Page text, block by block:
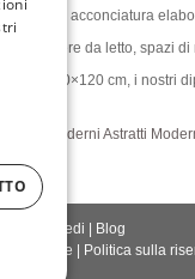
bianco, acconciatura
camere da letto, spazi
fino a 90×120 cm, i nostri
Fiori Moderni Astratti
Accedi
Blog
Politica sulla